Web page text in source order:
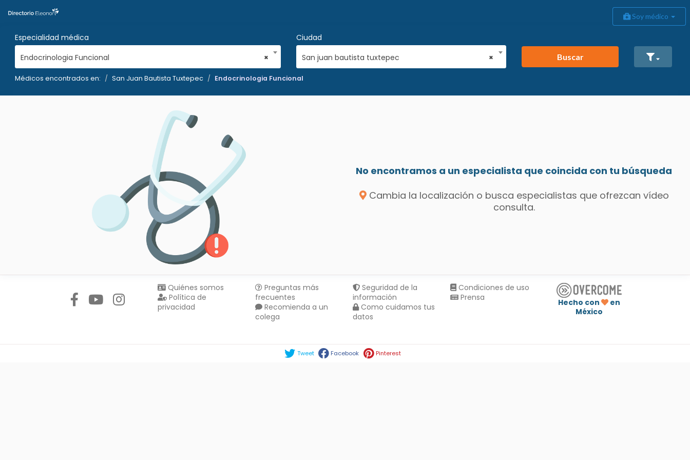
Soy médico
Especialidad médica
×
Endocrinologia Funcional
Ciudad
×
San juan bautista tuxtepec Buscar
Médicos encontrados en: San Juan Bautista Tuxtepec Endocrinologia Funcional
No encontramos a un especialista que coincida con tu búsqueda
Cambia la localización o busca especialistas que ofrezcan vídeo
consulta.
Quiénes somos
Política de
privacidad
Preguntas más
frecuentes
Recomienda a un
colega
Seguridad de la
información
Como cuidamos tus
datos
Condiciones de uso
Prensa
Hecho con
en
México
Tweet Facebook Pinterest